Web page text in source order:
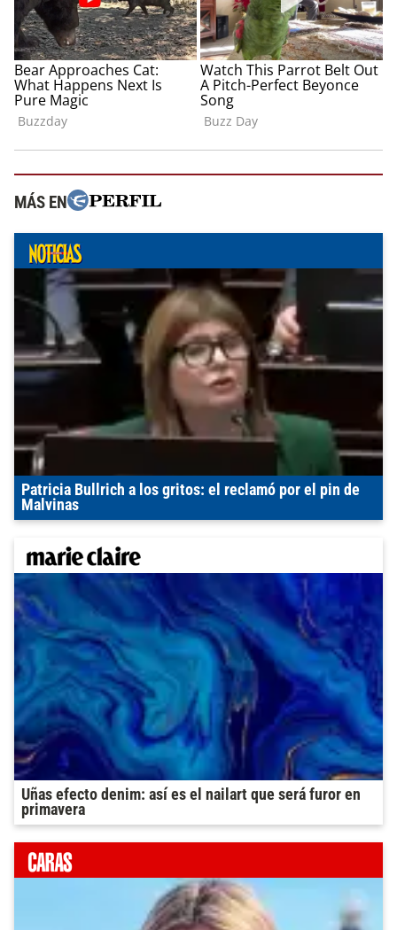
MÁS EN
Patricia Bullrich a los gritos: el reclamó por el pin de
Malvinas
Uñas efecto denim: así es el nailart que será furor en
primavera